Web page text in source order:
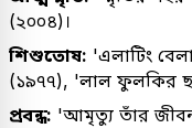
(২০০৪)।
শিশুতোষ: 'এলাটিং
(১৯৭৭), 'লাল ফুলকির
প্রবন্ধ: 'আমৃত্যু তাঁর